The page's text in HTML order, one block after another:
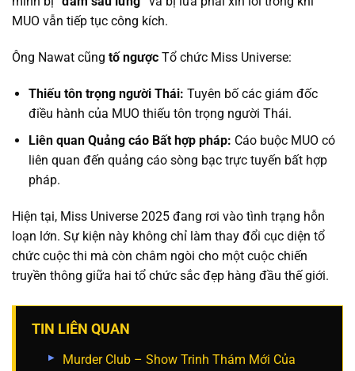
MUO vẫn tiếp tục công kích.
Ông Nawat cũng tố ngược Tổ chức Miss Universe:
Thiếu tôn trọng người Thái: Tuyên bố các giám đốc
điều hành của MUO thiếu tôn trọng người Thái.
Liên quan Quảng cáo Bất hợp pháp: Cáo buộc MUO có
liên quan đến quảng cáo sòng bạc trực tuyến bất hợp
pháp.
Hiện tại, Miss Universe 2025 đang rơi vào tình trạng hỗn
loạn lớn. Sự kiện này không chỉ làm thay đổi cục diện tổ
chức cuộc thi mà còn châm ngòi cho một cuộc chiến
truyền thông giữa hai tổ chức sắc đẹp hàng đầu thế giới.
TIN LIÊN QUAN
Murder Club – Show Trinh Thám Mới Của